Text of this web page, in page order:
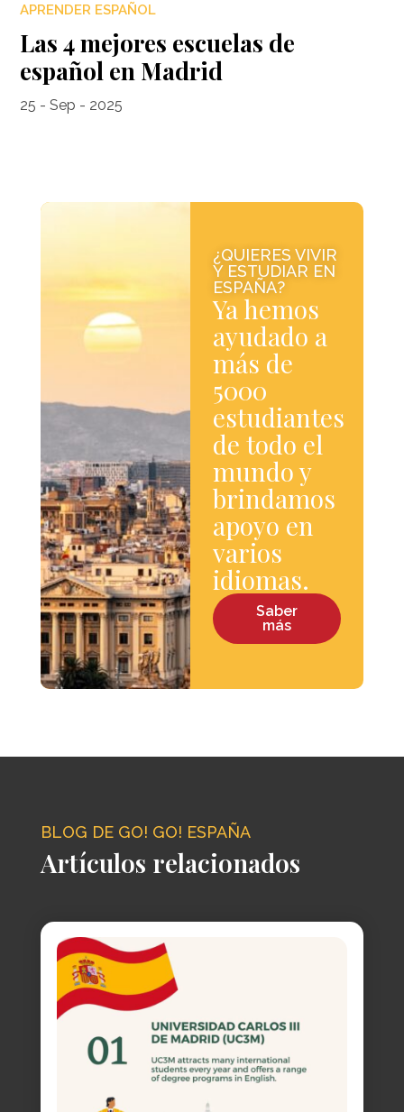
APRENDER ESPAÑOL
Las 4 mejores escuelas de
español en Madrid
25 - Sep - 2025
¿QUIERES VIVIR
Y ESTUDIAR EN
ESPAÑA?
Ya hemos
ayudado a
más de
5000
estudiantes
de todo el
mundo y
brindamos
apoyo en
varios
idiomas.
Saber
más
BLOG DE GO! GO! ESPAÑA
Artículos relacionados